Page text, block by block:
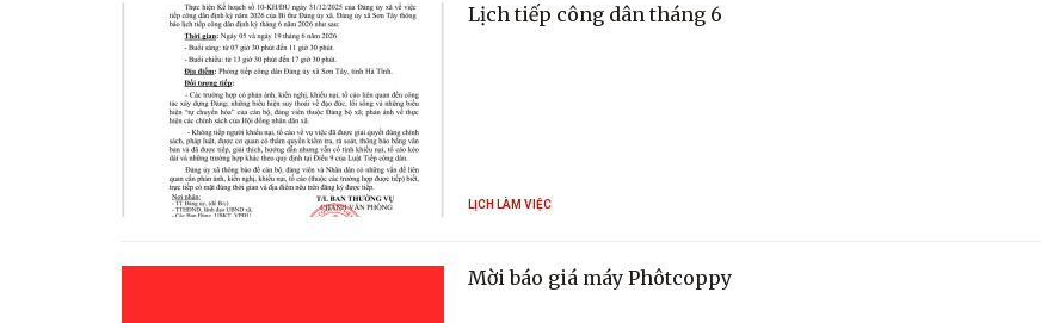
Lịch tiếp công dân tháng 6
LỊCH LÀM VIỆC
Mời báo giá máy Phôtcoppy